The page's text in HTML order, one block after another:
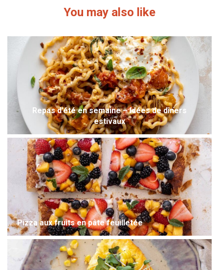
You may also like
Repas d’été en semaine – Idées de dîners
estivaux
Pizza aux fruits en pâte feuilletée